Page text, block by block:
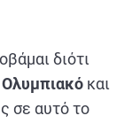
διότι
Ολυμπιακό και
σε αυτό το